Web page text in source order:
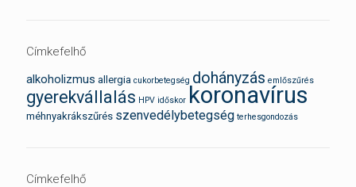
Címkefelhő
alkoholizmus allergia cukorbetegség dohányzás emlőszűrés
gyerekvállalás HPV időskor koronavírus
méhnyakrákszűrés szenvedélybetegség terhesgondozás
Címkefelhő